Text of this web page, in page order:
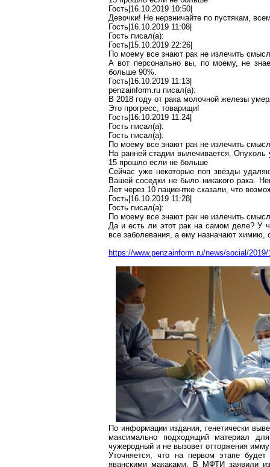
Гость|16.10.2019 10:50|
Девочки! Не нервничайте по пустякам,
Гость|16.10.2019 11:08|
Гость писал(a):
Гость|15.10.2019 22:26|
По моему все знают рак не излечить
А вот персонально вы, по моему, не
больше 90%.
Гость|16.10.2019 11:13|
penzainform.ru писал(a):
В 2018 году от рака молочной железы
Это прогресс, товарищи!
Гость|16.10.2019 11:24|
Гость писал(a):
Гость писал(a):
По моему все знают рак не излечить
На ранней стадии вылечивается.
15 прошло если не больше
Сейчас уже некоторые поп звёзды
Вашей соседки не было никакого рака.
Лет через 10 пациентке сказали, что
Гость|16.10.2019 11:28|
Гость писал(a):
По моему все знают рак не излечить
Да и есть ли этот рак на самом деле? У
все заболевания, а ему назначают химию,
https://www.penzainform.ru/news/social/
По информации издания, генетически
максимально подходящий материал
чужеродный и не вызовет отторжения
Уточняется, что на первом этапе
яванскими макаками. В МФТИ заявили